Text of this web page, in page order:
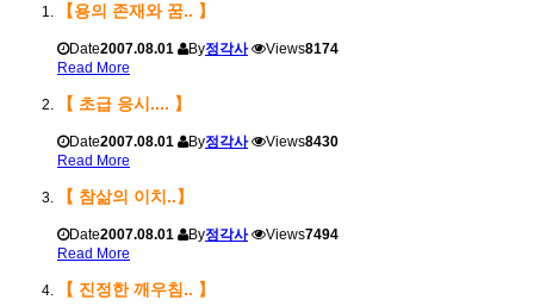
【용의 존재와 꿈.. 】
Date2007.08.01 By정각사 Views8174
Read More
【 초급 응시.... 】
Date2007.08.01 By정각사 Views8430
Read More
【 참삶의 이치..】
Date2007.08.01 By정각사 Views7494
Read More
【 진정한 깨우침.. 】